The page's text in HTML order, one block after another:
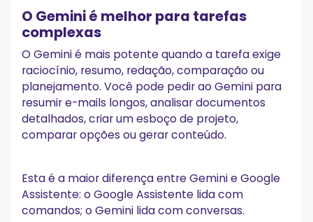
O Gemini é melhor para tarefas
complexas
O Gemini é mais potente quando a tarefa exige
raciocínio, resumo, redação, comparação ou
planejamento. Você pode pedir ao Gemini para
resumir e-mails longos, analisar documentos
detalhados, criar um esboço de projeto,
comparar opções ou gerar conteúdo.
Esta é a maior diferença entre Gemini e Google
Assistente: o Google Assistente lida com
comandos; o Gemini lida com conversas.